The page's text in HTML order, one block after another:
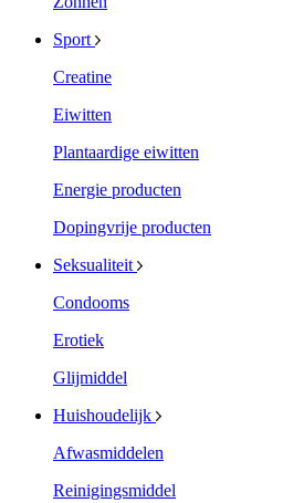
Sport
Creatine
Eiwitten
Plantaardige eiwitten
Energie producten
Dopingvrije producten
Seksualiteit
Condooms
Erotiek
Glijmiddel
Huishoudelijk
Afwasmiddelen
Reinigingsmiddel